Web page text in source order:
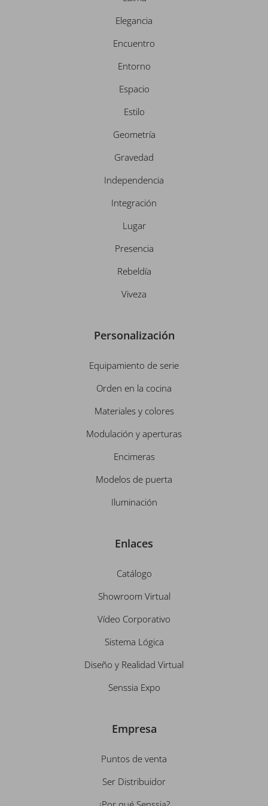
Elegancia
Encuentro
Entorno
Espacio
Estilo
Geometría
Gravedad
Independencia
Integración
Lugar
Presencia
Rebeldía
Viveza
Personalización
Equipamiento de serie
Orden en la cocina
Materiales y colores
Modulación y aperturas
Encimeras
Modelos de puerta
Iluminación
Enlaces
Catálogo
Showroom Virtual
Vídeo Corporativo
Sistema Lógica
Diseño y Realidad Virtual
Senssia Expo
Empresa
Puntos de venta
Ser Distribuidor